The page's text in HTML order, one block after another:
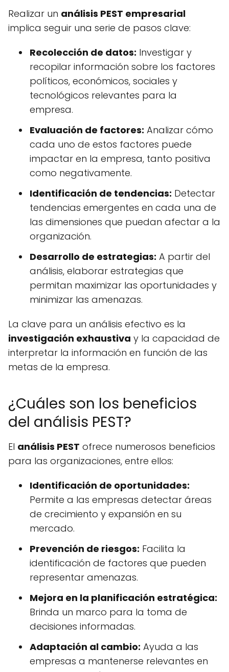
Realizar un análisis PEST empresarial
implica seguir una serie de pasos clave:
Recolección de datos: Investigar y
recopilar información sobre los factores
políticos, económicos, sociales y
tecnológicos relevantes para la
empresa.
Evaluación de factores: Analizar cómo
cada uno de estos factores puede
impactar en la empresa, tanto positiva
como negativamente.
Identificación de tendencias: Detectar
tendencias emergentes en cada una de
las dimensiones que puedan afectar a la
organización.
Desarrollo de estrategias: A partir del
análisis, elaborar estrategias que
permitan maximizar las oportunidades y
minimizar las amenazas.
La clave para un análisis efectivo es la
investigación exhaustiva y la capacidad de
interpretar la información en función de las
metas de la empresa.
¿Cuáles son los beneficios
del análisis PEST?
El análisis PEST ofrece numerosos beneficios
para las organizaciones, entre ellos:
Identificación de oportunidades:
Permite a las empresas detectar áreas
de crecimiento y expansión en su
mercado.
Prevención de riesgos: Facilita la
identificación de factores que pueden
representar amenazas.
Mejora en la planificación estratégica:
Brinda un marco para la toma de
decisiones informadas.
Adaptación al cambio: Ayuda a las
empresas a mantenerse relevantes en